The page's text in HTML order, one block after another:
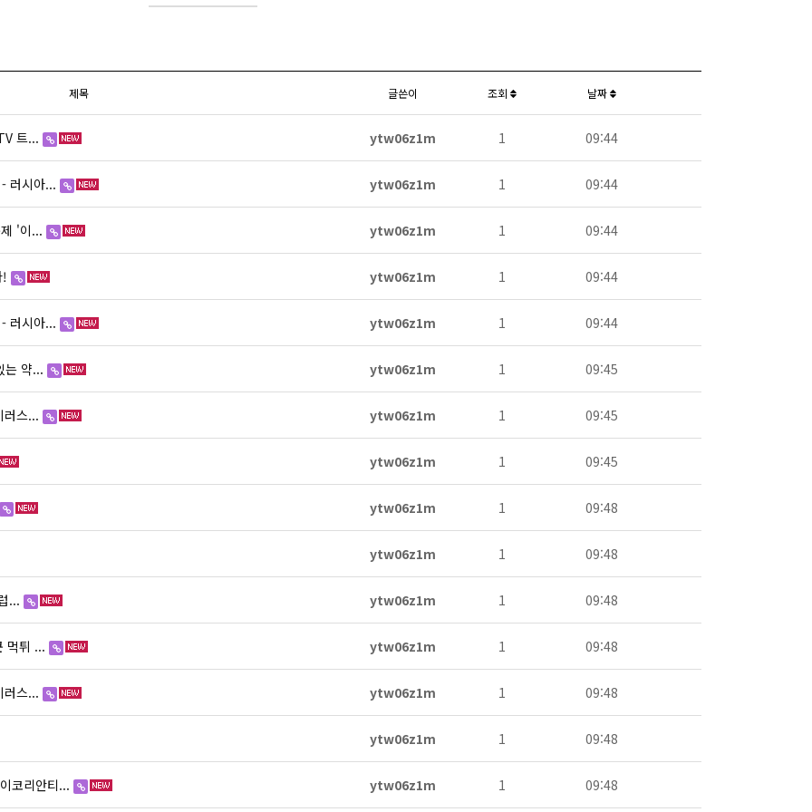
제목 글쓴이 조회 날짜
트... ytw06z1m 1 09:44
러시아... ytw06z1m 1 09:44
'이... ytw06z1m 1 09:44
ytw06z1m 1 09:44
러시아... ytw06z1m 1 09:44
는 약... ytw06z1m 1 09:45
스... ytw06z1m 1 09:45
ytw06z1m 1 09:45
ytw06z1m 1 09:48
ytw06z1m 1 09:48
... ytw06z1m 1 09:48
먹튀 ... ytw06z1m 1 09:48
스... ytw06z1m 1 09:48
ytw06z1m 1 09:48
코리안티... ytw06z1m 1 09:48